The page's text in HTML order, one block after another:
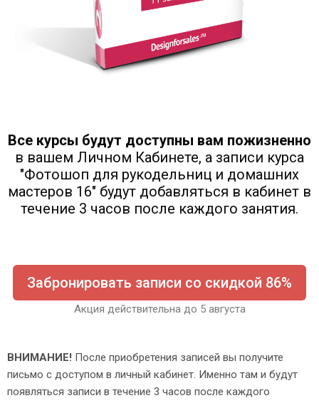
Все курсы будут доступны вам пожизненно
в вашем Личном Кабинете, а записи курса
"Фотошоп для рукодельниц и домашних
мастеров 16" будут добавляться в кабинет в
течение 3 часов после каждого занятия.
Забронировать записи со скидкой 86%
Акция действительна до 5 августа
ВНИМАНИЕ! После приобретения записей вы получите
письмо с доступом в личный кабинет. Именно там и будут
появляться записи в течение 3 часов после каждого